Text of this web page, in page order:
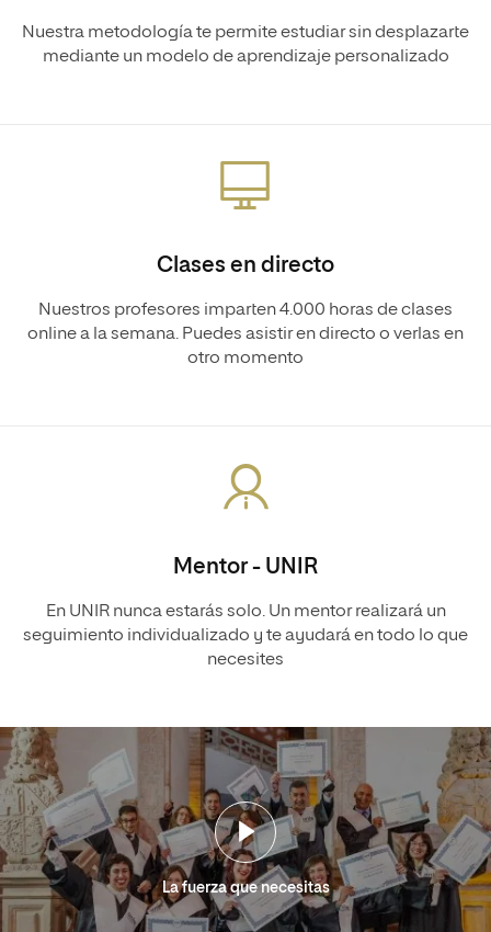
Nuestra metodología te permite estudiar sin desplazarte
mediante un modelo de aprendizaje personalizado
Clases en directo
Nuestros profesores imparten 4.000 horas de clases
online a la semana. Puedes asistir en directo o verlas en
otro momento
Mentor - UNIR
En UNIR nunca estarás solo. Un mentor realizará un
seguimiento individualizado y te ayudará en todo lo que
necesites
La fuerza que necesitas